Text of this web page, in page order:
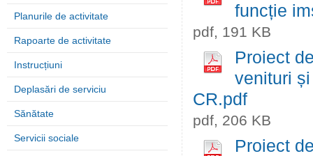
Planurile de activitate
Rapoarte de activitate
Instrucțiuni
Deplasări de serviciu
Sănătate
Servicii sociale
funcție
pdf, 191 KB
Proiect
venituri
CR.pdf
pdf, 206 KB
Proiect